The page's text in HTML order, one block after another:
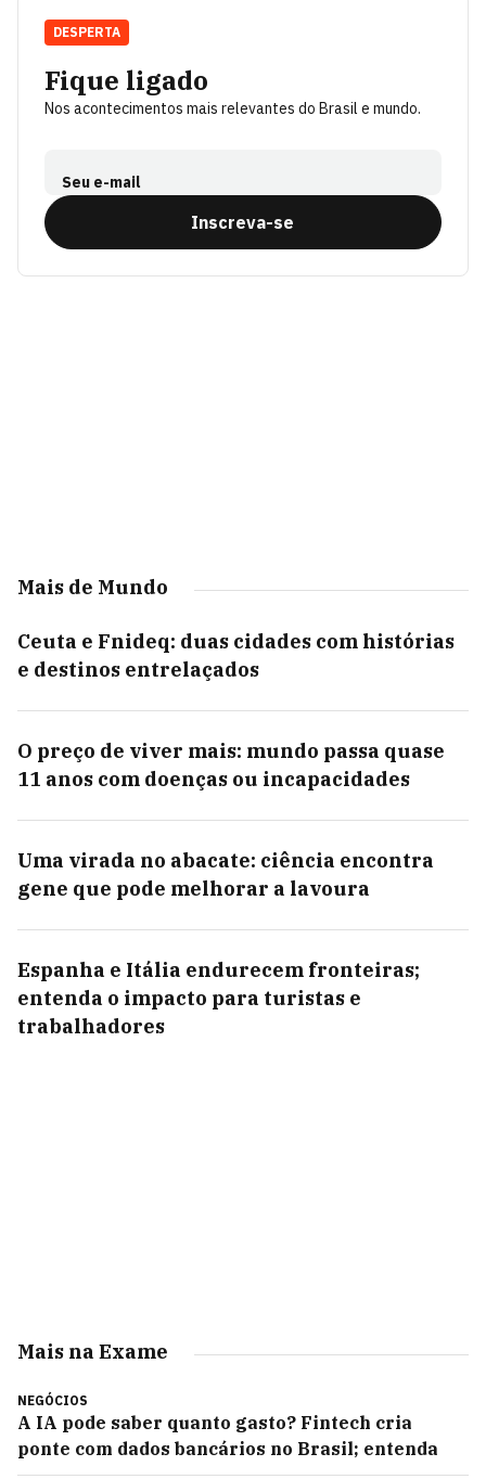
Fique ligado
Nos acontecimentos mais relevantes do Brasil e mundo.
Seu e-mail
Inscreva-se
DESPERTA
Mais de Mundo
Ceuta e Fnideq: duas cidades com histórias
e destinos entrelaçados
O preço de viver mais: mundo passa quase
11 anos com doenças ou incapacidades
Uma virada no abacate: ciência encontra
gene que pode melhorar a lavoura
Espanha e Itália endurecem fronteiras;
entenda o impacto para turistas e
trabalhadores
Mais na Exame
NEGÓCIOS
A IA pode saber quanto gasto? Fintech cria
ponte com dados bancários no Brasil; entenda